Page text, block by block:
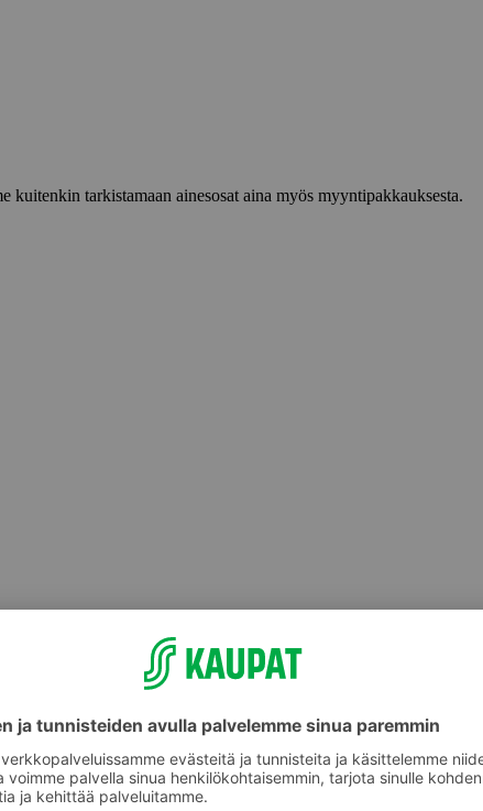
tarkistamaan ainesosat aina myös myyntipakkauksesta.